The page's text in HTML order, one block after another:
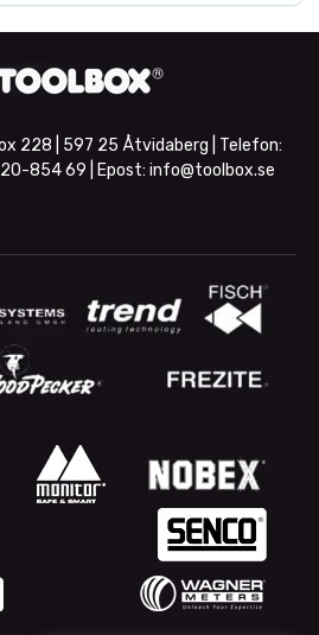
228 | 597 25 Åtvidaberg | Telefon:
854 69 | Epost: info@toolbox.se